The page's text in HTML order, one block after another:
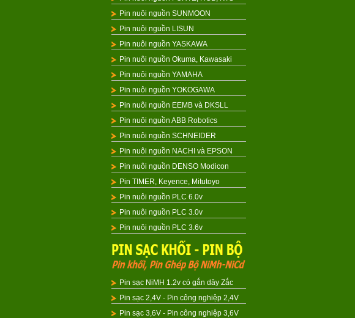
Pin nuôi nguồn SUNMOON
Pin nuôi nguồn LISUN
Pin nuôi nguồn YASKAWA
Pin nuôi nguồn Okuma, Kawasaki
Pin nuôi nguồn YAMAHA
Pin nuôi nguồn YOKOGAWA
Pin nuôi nguồn EEMB và DKSLL
Pin nuôi nguồn ABB Robotics
Pin nuôi nguồn SCHNEIDER
Pin nuôi nguồn NACHI và EPSON
Pin nuôi nguồn DENSO Modicon
Pin TIMER, Keyence, Mitutoyo
Pin nuôi nguồn PLC 6.0v
Pin nuôi nguồn PLC 3.0v
Pin nuôi nguồn PLC 3.6v
Pin sạc NiMH 1.2v có gắn dây Zắc
Pin sạc 2,4V - Pin công nghiệp 2,4V
Pin sạc 3,6V - Pin công nghiệp 3,6V